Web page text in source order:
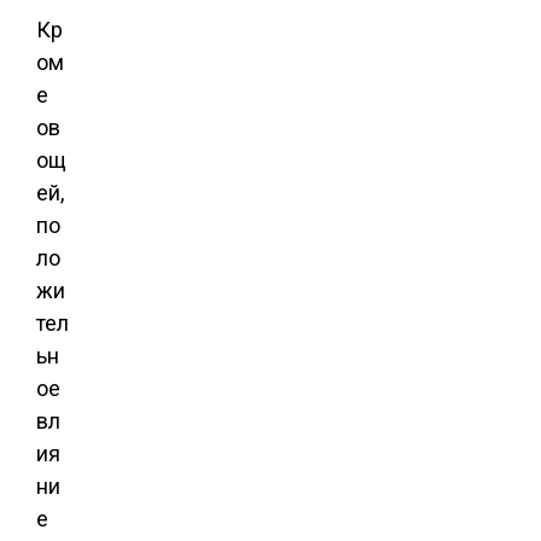
Кр
ом
е
ов
ощ
ей,
по
ло
жи
тел
ьн
ое
вл
ия
ни
е